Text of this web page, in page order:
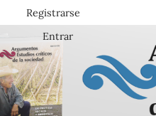
Registrarse
Entrar